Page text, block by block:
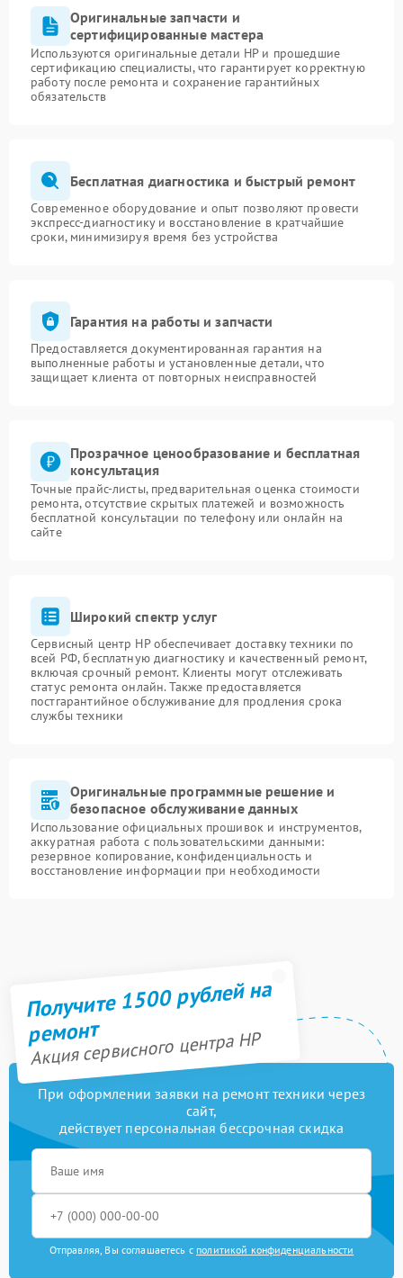
Оригинальные запчасти и
сертифицированные мастера
Используются оригинальные детали HP и прошедшие
сертификацию специалисты, что гарантирует корректную
работу после ремонта и сохранение гарантийных
обязательств
Бесплатная диагностика и быстрый ремонт
Современное оборудование и опыт позволяют провести
экспресс-диагностику и восстановление в кратчайшие
сроки, минимизируя время без устройства
Гарантия на работы и запчасти
Предоставляется документированная гарантия на
выполненные работы и установленные детали, что
защищает клиента от повторных неисправностей
Прозрачное ценообразование и бесплатная
консультация
Точные прайс-листы, предварительная оценка стоимости
ремонта, отсутствие скрытых платежей и возможность
бесплатной консультации по телефону или онлайн на
сайте
Широкий спектр услуг
Сервисный центр HP обеспечивает доставку техники по
всей РФ, бесплатную диагностику и качественный ремонт,
включая срочный ремонт. Клиенты могут отслеживать
статус ремонта онлайн. Также предоставляется
постгарантийное обслуживание для продления срока
службы техники
Оригинальные программные решение и
безопасное обслуживание данных
Использование официальных прошивок и инструментов,
аккуратная работа с пользовательскими данными:
резервное копирование, конфиденциальность и
восстановление информации при необходимости
Получите 1500 рублей на
ремонт
Акция сервисного центра HP
При оформлении заявки на ремонт техники через
сайт,
действует персональная бессрочная скидка
Отправляя, Вы соглашаетесь с политикой конфиденциальности